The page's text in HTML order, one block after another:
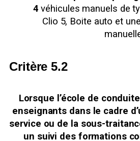
4véhicules manuels de
Clio 5, Boite auto et
Critère 5.2
Lorsque l’école de
enseignants dans le cadre
service ou de la sous-
un suivi des formations